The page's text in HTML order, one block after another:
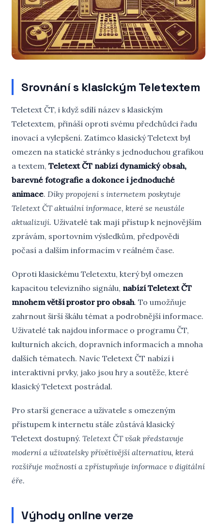
Srovnání s klasickým Teletextem
Teletext ČT, i když sdílí název s klasickým
Teletextem, přináší oproti svému předchůdci řadu
inovací a vylepšení. Zatímco klasický Teletext byl
omezen na statické stránky s jednoduchou grafikou
a textem, Teletext ČT nabízí dynamický obsah,
barevné fotografie a dokonce i jednoduché
animace. Díky propojení s internetem poskytuje
Teletext ČT aktuální informace, které se neustále
aktualizují. Uživatelé tak mají přístup k nejnovějším
zprávám, sportovním výsledkům, předpovědi
počasí a dalším informacím v reálném čase.
Oproti klasickému Teletextu, který byl omezen
kapacitou televizního signálu, nabízí Teletext ČT
mnohem větší prostor pro obsah. To umožňuje
zahrnout širší škálu témat a podrobnější informace.
Uživatelé tak najdou informace o programu ČT,
kulturních akcích, dopravních informacích a mnoha
dalších tématech. Navíc Teletext ČT nabízí i
interaktivní prvky, jako jsou hry a soutěže, které
klasický Teletext postrádal.
Pro starší generace a uživatele s omezeným
přístupem k internetu stále zůstává klasický
Teletext dostupný. Teletext ČT však představuje
moderní a uživatelsky přívětivější alternativu, která
rozšiřuje možnosti a zpřístupňuje informace v digitální
éře.
Výhody online verze